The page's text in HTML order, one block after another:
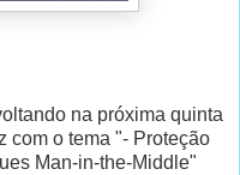
na próxima quinta
com o tema "- Proteção
Man-in-the-Middle"